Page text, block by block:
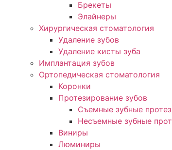
Брекеты
Элайнеры
Хирургическая стоматология
Удаление зубов
Удаление кисты зуба
Имплантация зубов
Ортопедическая стоматология
Коронки
Протезирование зубов
Съемные зубные
Несъемные зубные
Виниры
Люминиры